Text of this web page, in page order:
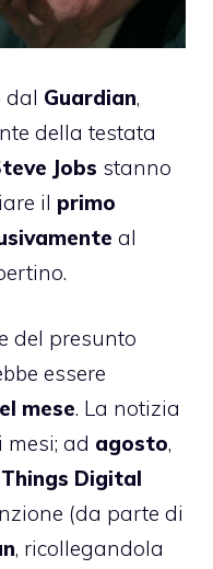
dal Guardian,
della testata
Jobs stanno
il primo
al
del presunto
essere
mese. La notizia
mesi; ad agosto,
Digital
(da parte di
, ricollegandola